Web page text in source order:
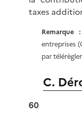
taxes
Remarque :
entreprises
par
C.
60